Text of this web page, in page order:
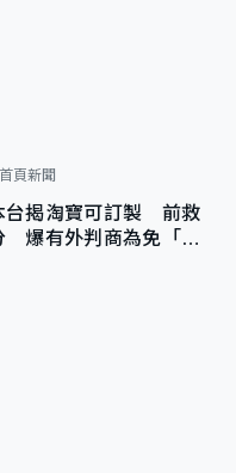
首頁新聞
台揭淘寶可訂製 前救
爆有外判商為免「封